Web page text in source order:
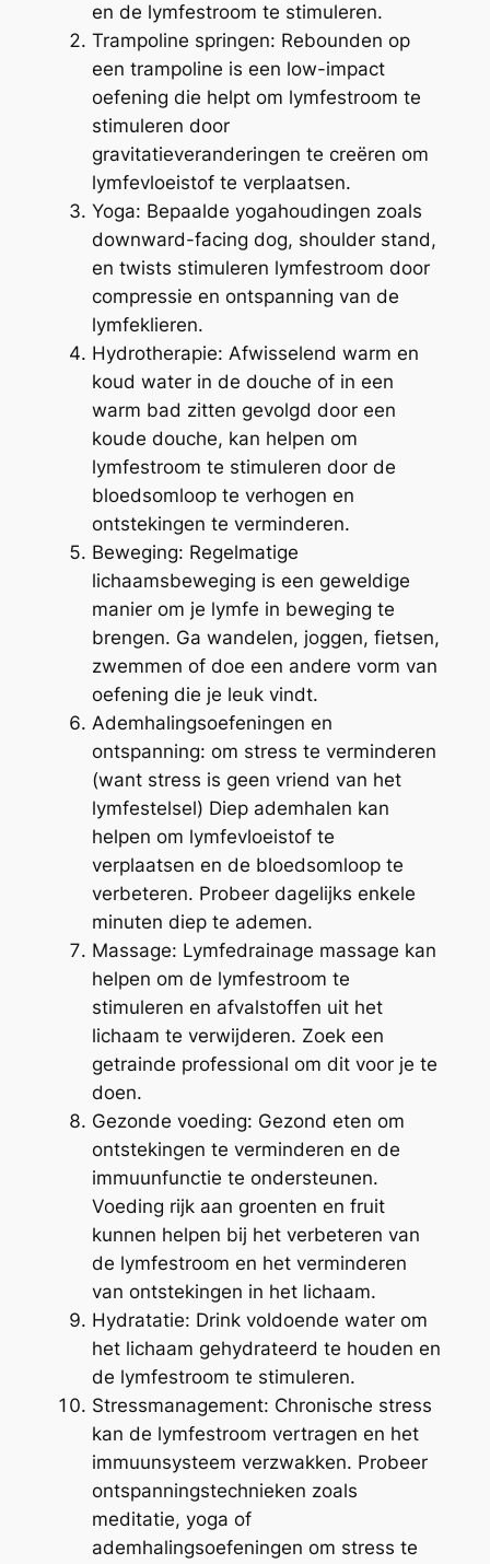
en de lymfestroom te stimuleren.
Trampoline springen: Rebounden op
een trampoline is een low-impact
oefening die helpt om lymfestroom te
stimuleren door
gravitatieveranderingen te creëren om
lymfevloeistof te verplaatsen.
Yoga: Bepaalde yogahoudingen zoals
downward-facing dog, shoulder stand,
en twists stimuleren lymfestroom door
compressie en ontspanning van de
lymfeklieren.
Hydrotherapie: Afwisselend warm en
koud water in de douche of in een
warm bad zitten gevolgd door een
koude douche, kan helpen om
lymfestroom te stimuleren door de
bloedsomloop te verhogen en
ontstekingen te verminderen.
Beweging: Regelmatige
lichaamsbeweging is een geweldige
manier om je lymfe in beweging te
brengen. Ga wandelen, joggen, fietsen,
zwemmen of doe een andere vorm van
oefening die je leuk vindt.
Ademhalingsoefeningen en
ontspanning: om stress te verminderen
(want stress is geen vriend van het
lymfestelsel) Diep ademhalen kan
helpen om lymfevloeistof te
verplaatsen en de bloedsomloop te
verbeteren. Probeer dagelijks enkele
minuten diep te ademen.
Massage: Lymfedrainage massage kan
helpen om de lymfestroom te
stimuleren en afvalstoffen uit het
lichaam te verwijderen. Zoek een
getrainde professional om dit voor je te
doen.
Gezonde voeding: Gezond eten om
ontstekingen te verminderen en de
immuunfunctie te ondersteunen.
Voeding rijk aan groenten en fruit
kunnen helpen bij het verbeteren van
de lymfestroom en het verminderen
van ontstekingen in het lichaam.
Hydratatie: Drink voldoende water om
het lichaam gehydrateerd te houden en
de lymfestroom te stimuleren.
Stressmanagement: Chronische stress
kan de lymfestroom vertragen en het
immuunsysteem verzwakken. Probeer
ontspanningstechnieken zoals
meditatie, yoga of
ademhalingsoefeningen om stress te